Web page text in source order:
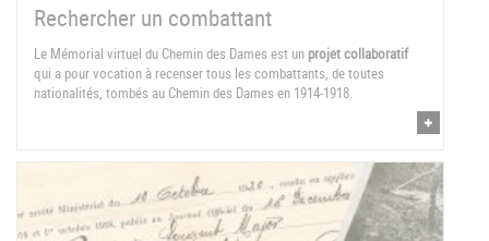
Rechercher un combattant
Le Mémorial virtuel du Chemin des Dames est un projet collaboratif
qui a pour vocation à recenser tous les combattants, de toutes
nationalités, tombés au Chemin des Dames en 1914-1918.